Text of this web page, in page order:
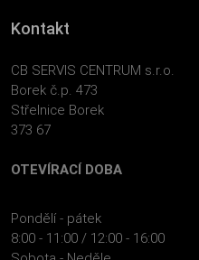
Kontakt
CB SERVIS CENTRUM s.r.o.
Borek č.p. 473
Střelnice Borek
373 67
OTEVÍRACÍ DOBA
Pondělí - pátek
8:00 - 11:00 / 12:00 - 16:00